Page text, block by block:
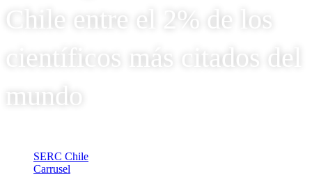
Chile entre el 2% de los
científicos más citados del
mundo
SERC Chile
Carrusel